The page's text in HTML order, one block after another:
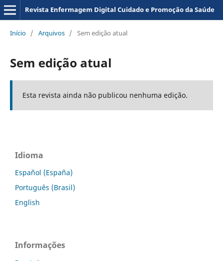
Revista Enfermagem Digital Cuidado e Promoção da Saúde
Início / Arquivos / Sem edição atual
Sem edição atual
Esta revista ainda não publicou nenhuma edição.
Idioma
Español (España)
Português (Brasil)
English
Informações